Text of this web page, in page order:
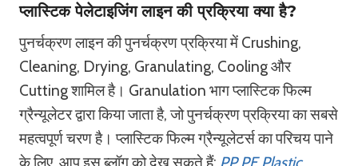
प्लास्टिक पेलेटाइजिंग लाइन की प्रक्रिया क्या है?
पुनर्चक्रण लाइन की पुनर्चक्रण प्रक्रिया में Crushing,
Cleaning, Drying, Granulating, Cooling और
Cutting शामिल है। Granulation भाग प्लास्टिक फिल्म
ग्रैन्यूलेटर द्वारा किया जाता है, जो पुनर्चक्रण प्रक्रिया का सबसे
महत्वपूर्ण चरण है। प्लास्टिक फिल्म ग्रैन्यूलेटर्स का परिचय पाने